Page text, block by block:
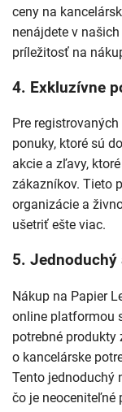
ceny na
nenájdete v
príležitosť na
4. Exkluzívne
Pre
ponuky, ktoré sú
akcie a zľavy,
zákazníkov. Tieto
organizácie a
ušetriť ešte viac.
5. Jednoduchý
Nákup na Papier
online platformou
potrebné
o kancelárske
Tento jednoduchý
čo je neoceniteľné